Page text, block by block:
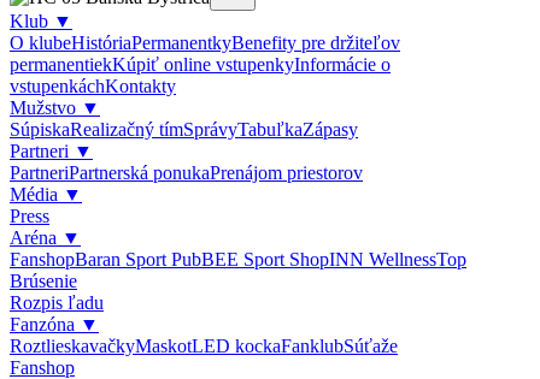
Klub ▼
O klubeHistóriaPermanentkyBenefity pre držiteľov
permanentiekKúpiť online vstupenkyInformácie o
vstupenkáchKontakty
Mužstvo ▼
SúpiskaRealizačný tímSprávyTabuľkaZápasy
Partneri ▼
PartneriPartnerská ponukaPrenájom priestorov
Média ▼
Press
Aréna ▼
FanshopBaran Sport PubBEE Sport ShopINN WellnessTop
Brúsenie
Rozpis ľadu
Fanzóna ▼
RoztlieskavačkyMaskotLED kockaFanklubSúťaže
Fanshop